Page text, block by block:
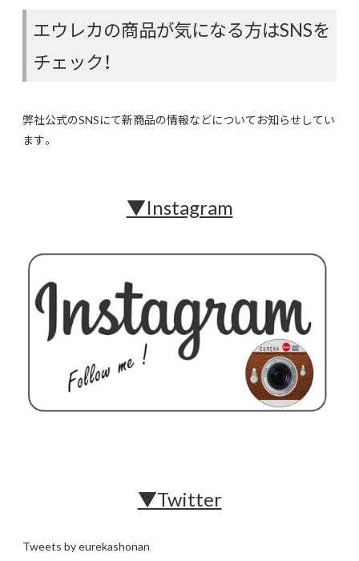
エウレカの商品が気になる方はSNSを
チェック！
弊社公式のSNSにて新商品の情報などについてお知らせしてい
ます。
▼Instagram
▼Twitter
Tweets by eurekashonan